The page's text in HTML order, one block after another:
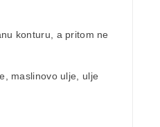
konturu, a pritom ne
maslinovo ulje, ulje